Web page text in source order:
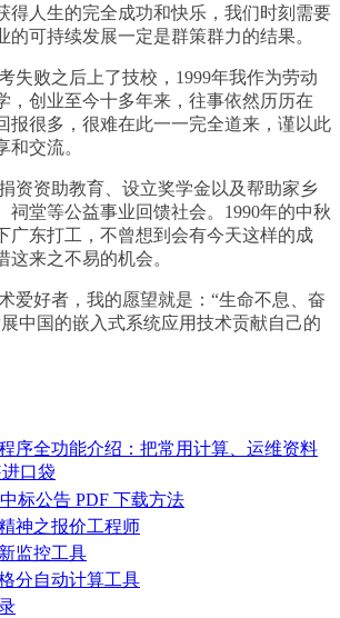
得人生的完全成功和快乐，我们时刻需要
的可持续发展一定是群策群力的结果。
失败之后上了技校， 1999年我作为劳动
，创业至今十多年来，往事依然历历在
报很多，很难在此一一完全道来，谨以此
和交流。
资资助教育、设立奖学金以及帮助家乡
祠堂等公益事业回馈社会。 1990年的中秋
广东打工，不曾想到会有今天这样的成
来之不易的机会。
爱好者，我的愿望就是： “生命不息、奋
中国的嵌入式系统应用技术贡献自己的
序全功能介绍：把常用计算、运维资料
口袋
标公告 PDF 下载方法
神之报价工程师
监控工具
分自动计算工具